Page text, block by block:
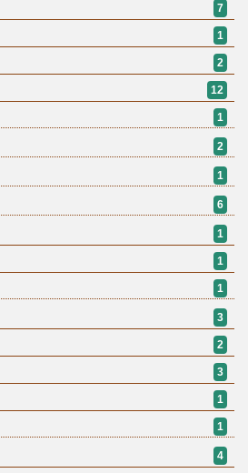
7
1
2
12
1
2
1
6
1
1
1
3
2
3
1
1
4